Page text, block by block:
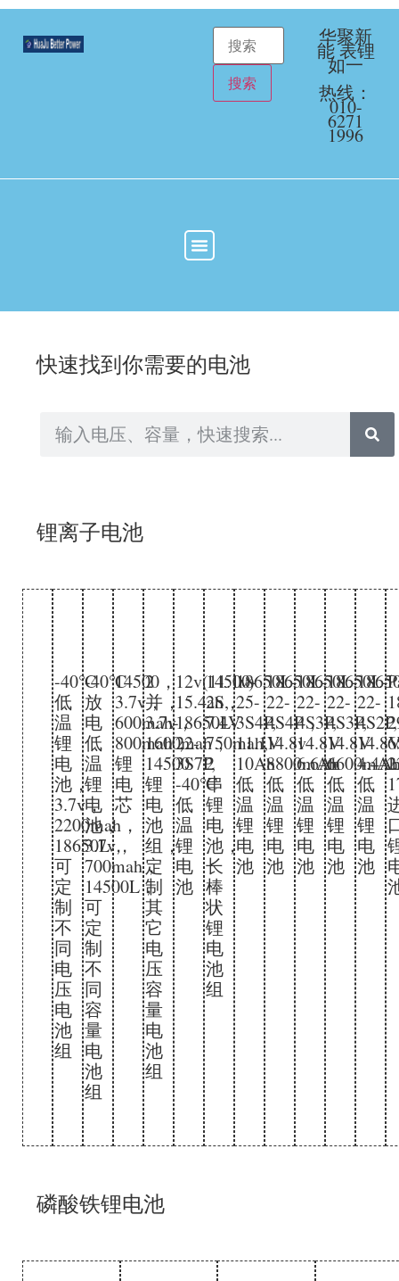
华聚新
能 表锂
如一
热线：
010-
6271
1996
快速找到你需要的电池
锂离子电池
-40℃
低
温
锂
电
池，
3.7v，
2200mah，
18650L，
可
定
制
不
同
电
压
电
池
组
-40℃
放
电
低
温
锂
电
池，
3.7v，
700mah，
14500L，
可
定
制
不
同
容
量
电
池
组
14500，
3.7v，
600mah-
800mah，
锂
电
芯
2
并，
3.7v，
1600mah，
14500
锂
电
池
组，
定
制
其
它
电
压
容
量
电
池
组
12v(11.1v)
15.4ah，
18650L-
22-
3S7P,
-40℃
低
温
锂
电
池
14500-
2S,
7.4V
750mah,
2
串
锂
电
池，
长
棒
状
锂
电
池
组
18650L-
25-
3S4P,
11.1V
10Ah
低
温
锂
电
池
18650L-
22-
4S4P，
14.8v
8800mAh
低
温
锂
电
池
18650L-
22-
4S3P,
14.8V
6.6Ah
低
温
锂
电
池
18650L-
22-
4S3P,
14.8V
6600mAh
低
温
锂
电
池
22-
4S2P,
低
温
锂
电
池
磷酸铁锂电池